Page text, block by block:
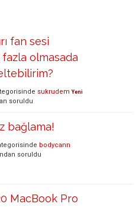
fan sesi
fazla olmasada
sukrudem Yeni
soruldu
bağlama!
bodycann
soruldu
MacBook Pro